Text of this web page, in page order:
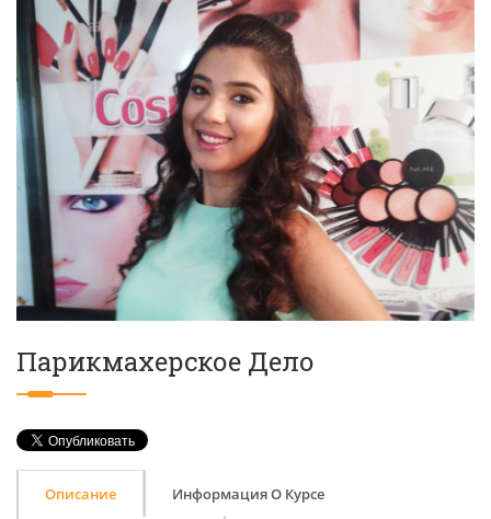
Парикмахерское Дело
Описание Информация О Курсе